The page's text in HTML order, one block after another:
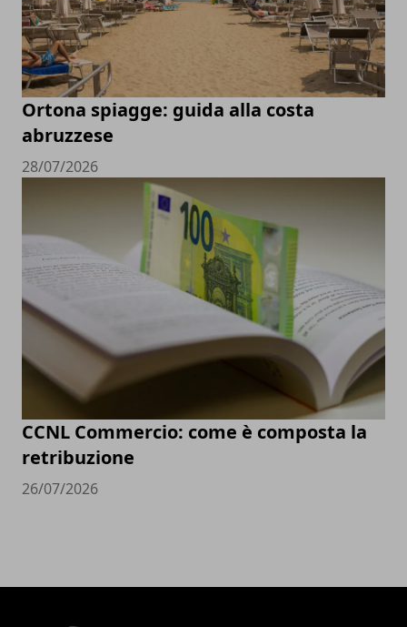
Ortona spiagge: guida alla costa
abruzzese
28/07/2026
CCNL Commercio: come è composta la
retribuzione
26/07/2026